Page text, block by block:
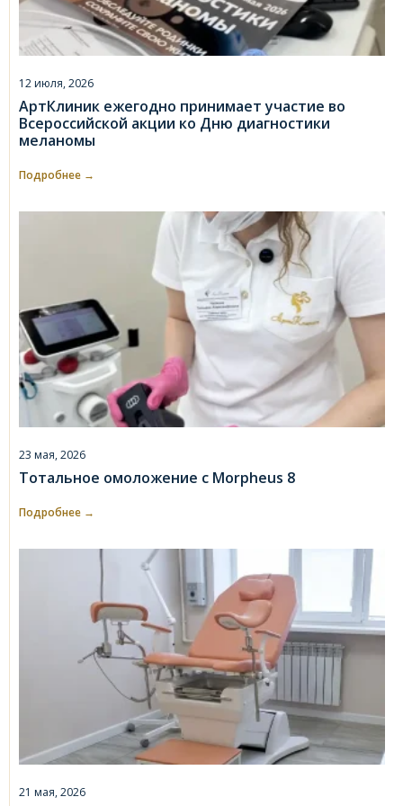
12 июля, 2026
АртКлиник ежегодно принимает участие во
Всероссийской акции ко Дню диагностики
меланомы
Подробнее →
23 мая, 2026
Тотальное омоложение с Morpheus 8
Подробнее →
21 мая, 2026